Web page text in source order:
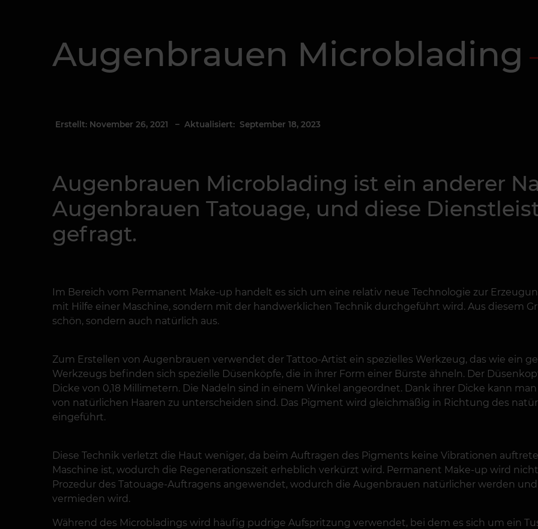
Augenbrauen Microblading
Erstellt: November 26, 2021 – Aktualisiert: September 18, 2023
Augenbrauen Microblading ist ein anderer
Augenbrauen Tatouage, und diese
gefragt.
Im Bereich vom Permanent Make-up handelt es sich um eine relativ neue Technologie zur
mit Hilfe einer Maschine, sondern mit der handwerklichen Technik durchgeführt wird. Aus diesem
schön, sondern auch natürlich aus.
Zum Erstellen von Augenbrauen verwendet der Tattoo-Artist ein spezielles Werkzeug, das wie ein
Werkzeugs befinden sich spezielle Düsenköpfe, die in ihrer Form einer Bürste ähneln. Der
Dicke von 0,18 Millimetern. Die Nadeln sind in einem Winkel angeordnet. Dank ihrer Dicke kann
von natürlichen Haaren zu unterscheiden sind. Das Pigment wird gleichmäßig in Richtung des
eingeführt.
Diese Technik verletzt die Haut weniger, da beim Auftragen des Pigments keine Vibrationen
Maschine ist, wodurch die Regenerationszeit erheblich verkürzt wird. Permanent Make-up wird
Prozedur des Tatouage-Auftragens angewendet, wodurch die Augenbrauen natürlicher werden
vermieden wird.
Während des Microbladings wird häufig pudrige Aufspritzung verwendet, bei dem es sich um ein